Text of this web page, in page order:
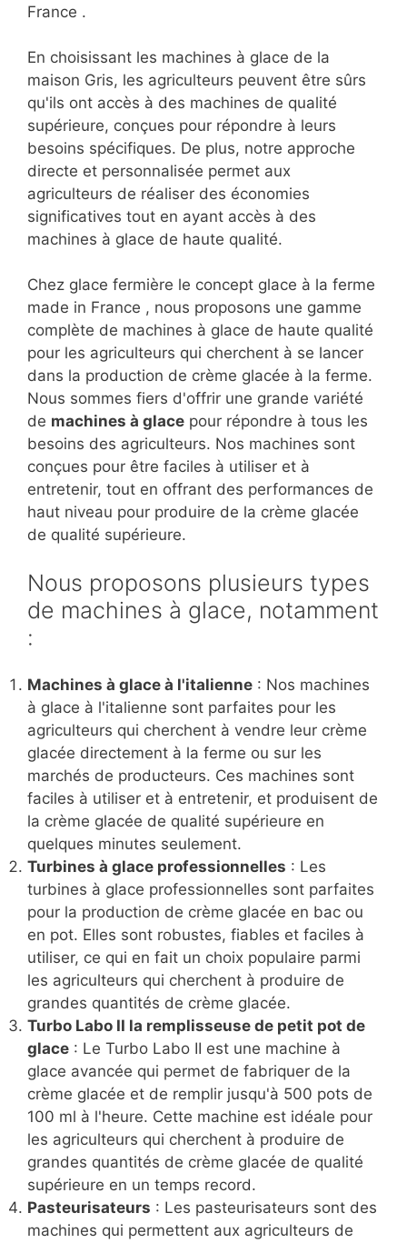
France .
En choisissant les machines à glace de la
maison Gris, les agriculteurs peuvent être sûrs
qu'ils ont accès à des machines de qualité
supérieure, conçues pour répondre à leurs
besoins spécifiques. De plus, notre approche
directe et personnalisée permet aux
agriculteurs de réaliser des économies
significatives tout en ayant accès à des
machines à glace de haute qualité.
Chez glace fermière le concept glace à la ferme
made in France , nous proposons une gamme
complète de machines à glace de haute qualité
pour les agriculteurs qui cherchent à se lancer
dans la production de crème glacée à la ferme.
Nous sommes fiers d'offrir une grande variété
de machines à glace pour répondre à tous les
besoins des agriculteurs. Nos machines sont
conçues pour être faciles à utiliser et à
entretenir, tout en offrant des performances de
haut niveau pour produire de la crème glacée
de qualité supérieure.
Nous proposons plusieurs types
de machines à glace, notamment
:
Machines à glace à l'italienne : Nos machines
à glace à l'italienne sont parfaites pour les
agriculteurs qui cherchent à vendre leur crème
glacée directement à la ferme ou sur les
marchés de producteurs. Ces machines sont
faciles à utiliser et à entretenir, et produisent de
la crème glacée de qualité supérieure en
quelques minutes seulement.
Turbines à glace professionnelles : Les
turbines à glace professionnelles sont parfaites
pour la production de crème glacée en bac ou
en pot. Elles sont robustes, fiables et faciles à
utiliser, ce qui en fait un choix populaire parmi
les agriculteurs qui cherchent à produire de
grandes quantités de crème glacée.
Turbo Labo II la remplisseuse de petit pot de
glace : Le Turbo Labo II est une machine à
glace avancée qui permet de fabriquer de la
crème glacée et de remplir jusqu'à 500 pots de
100 ml à l'heure. Cette machine est idéale pour
les agriculteurs qui cherchent à produire de
grandes quantités de crème glacée de qualité
supérieure en un temps record.
Pasteurisateurs : Les pasteurisateurs sont des
machines qui permettent aux agriculteurs de